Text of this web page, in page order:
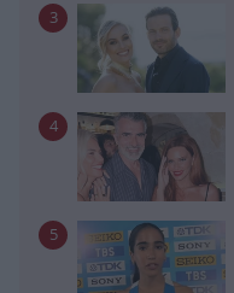
3
4
5